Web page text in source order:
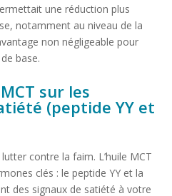
une réduction plus
notamment au niveau de la
non négligeable pour
base.
sur les
(peptide YY et
contre la faim. L’huile MCT
clés : le peptide YY et la
des signaux de satiété à votre